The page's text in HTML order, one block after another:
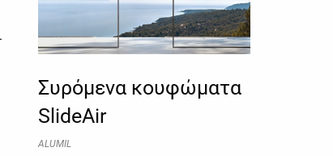
Συρόμενα κουφώματα
SlideAir
ALUMIL